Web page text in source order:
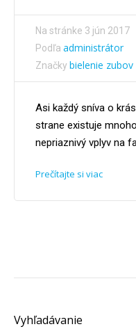
Na stránke 3 jún 2017
Podľa administrátor
Značky bielenie zubov
Asi každý sníva o
strane existuje
nepriaznivý vplyv na
Prečítajte si viac
Vyhľadávanie